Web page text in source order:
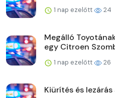
1 nap ezelőtt 24
Megálló
egy Citroen
1 nap ezelőtt 26
Kiürítés és lezárás